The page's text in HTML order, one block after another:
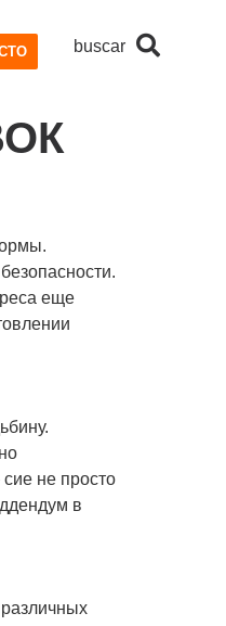
buscar
еще
не просто
в